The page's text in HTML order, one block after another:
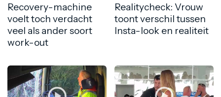
Recovery-machine
voelt toch verdacht
veel als ander soort
work-out
Realitycheck: Vrouw
toont verschil tussen
Insta-look en realiteit